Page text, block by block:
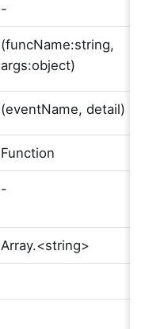
-
(funcName:string,
args:object)
(eventName, detail)
Function
-
Array.<string>